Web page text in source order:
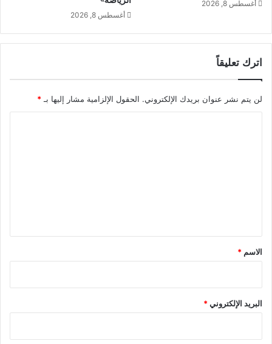
أغسطس 8, 2026
أغسطس 8, 2026
اترك تعليقاً
لن يتم نشر عنوان بريدك الإلكتروني. الحقول الإلزامية مشار إليها بـ *
*
الاسم *
البريد الإلكتروني*